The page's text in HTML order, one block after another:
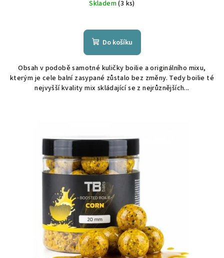
Skladem(3 ks)
Do košíku
Obsah v podobě samotné kuličky boilie a originálního mixu,
kterým je cele balní zasypané zůstalo bez změny. Tedy boilie té
nejvyšší kvality mix skládající se z nejrůznějších...